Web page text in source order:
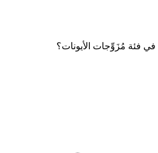
في فئة مُزَوِّجات الأيونات؟